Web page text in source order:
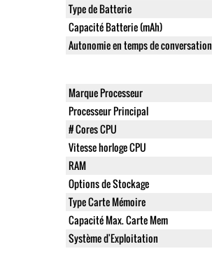
Type de Batterie
Capacité Batterie (mAh)
Autonomie en temps de conversation
Marque Processeur
Processeur Principal
# Cores CPU
Vitesse horloge CPU
RAM
Options de Stockage
Type Carte Mémoire
Capacité Max. Carte Mem
Système d'Exploitation